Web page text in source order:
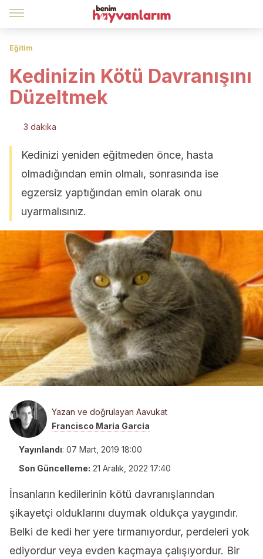
Eğitim
Kedinizin Kötü Davranışını
Düzeltmek
3 dakika
Kedinizi yeniden eğitmeden önce, hasta
olmadığından emin olmalı, sonrasında ise
egzersiz yaptığından emin olarak onu
uyarmalısınız.
Yazan ve doğrulayan Aavukat
Francisco María García
Yayınlandı: 07 Mart, 2019 18:00
Son Güncelleme: 21 Aralık, 2022 17:40
İnsanların kedilerinin kötü davranışlarından
şikayetçi olduklarını duymak oldukça yaygındır.
Belki de kedi her yere tırmanıyordur, perdeleri yok
ediyordur veya evden kaçmaya çalışıyordur. Bir